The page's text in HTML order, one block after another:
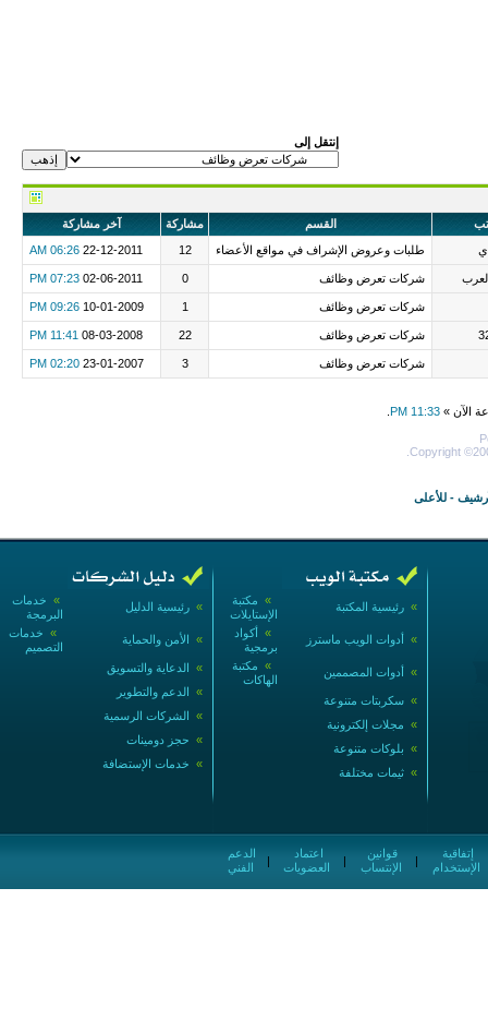
إنتقل إلى
القسم مشاركة
آخر مشاركة
طلبات وعروض الإشراف في مواقع الأعضاء 12
22-12-2011
06:26 AM
شركات تعرض وظائف 0
02-06-2011
07:23 PM
شركات تعرض وظائف 1
10-01-2009
09:26 PM
شركات تعرض وظائف 22
08-03-2008
11:41 PM
شركات تعرض وظائف 3
23-01-2007
02:20 PM
الآن » 11:33 PM
Copyright
- للأعلى
» خدمات
البرمجة
» رئيسية الدليل
» خدمات
التصميم
» الأمن والحماية
» الدعاية والتسويق
» الدعم والتطوير
» الشركات الرسمية
» حجز دومينات
» خدمات الإستضافة
» مكتبة
الإستايلات
» رئيسية المكتبة
» أكواد
برمجية
» أدوات الويب ماسترز
» مكتبة
الهاكات
» أدوات المصممين
» سكربتات متنوعة
» مجلات إلكترونية
» بلوكات متنوعة
» ثيمات مختلفة
الفني
|
العضويات
|
الإنتساب
|
الإستخدام